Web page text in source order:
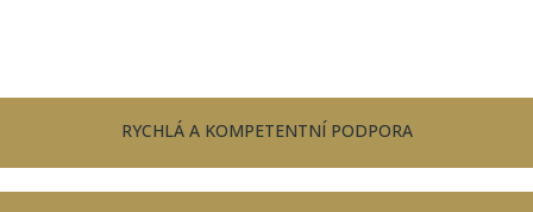
RYCHLÁ A KOMPETENTNÍ PODPORA